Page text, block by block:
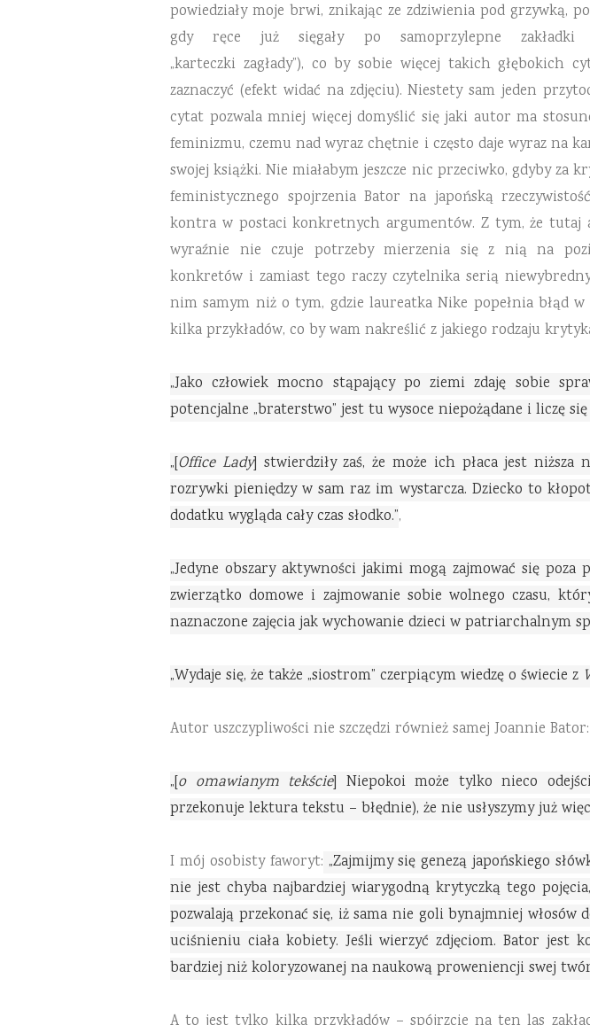
powiedziały moje brwi, znikając ze zdziwienia pod grzywką,
gdy ręce już sięgały po samoprzylepne zakładki
„karteczki zagłady”), co by sobie więcej takich głębokich
zaznaczyć (efekt widać na zdjęciu). Niestety sam jeden
cytat pozwala mniej więcej domyślić się jaki autor ma
feminizmu, czemu nad wyraz chętnie i często daje wyraz na
swojej książki. Nie miałabym jeszcze nic przeciwko, gdyby za
feministycznego spojrzenia Bator na japońską
kontra w postaci konkretnych argumentów. Z tym, że tutaj
wyraźnie nie czuje potrzeby mierzenia się z nią na
konkretów i zamiast tego raczy czytelnika serią
nim samym niż o tym, gdzie laureatka Nike popełnia błąd
kilka przykładów, co by wam nakreślić z jakiego rodzaju
„Jako człowiek mocno stąpający po ziemi zdaję sobie
potencjalne „braterstwo” jest tu wysoce niepożądane i liczę
„[Office Lady] stwierdziły zaś, że może ich płaca jest
rozrywki pieniędzy w sam raz im wystarcza. Dziecko to
dodatku wygląda cały czas słodko.”,
„Jedyne obszary aktywności jakimi mogą zajmować się poza
zwierzątko domowe i zajmowanie sobie wolnego czasu,
naznaczone zajęcia jak wychowanie dzieci w patriarchalnym
„Wydaje się, że także „siostrom” czerpiącym wiedzę o świecie z
Autor uszczypliwości nie szczędzi również samej Joannie Bator:
„[o omawianym tekście] Niepokoi może tylko nieco
przekonuje lektura tekstu – błędnie), że nie usłyszymy już
I mój osobisty faworyt: „Zajmijmy się genezą japońskiego
nie jest chyba najbardziej wiarygodną krytyczką tego
pozwalają przekonać się, iż sama nie goli bynajmniej
uciśnieniu ciała kobiety. Jeśli wierzyć zdjęciom. Bator
bardziej niż koloryzowanej na naukową proweniencji swej